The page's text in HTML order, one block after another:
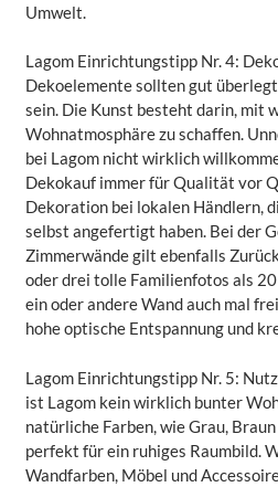
Umwelt.
Lagom Einrichtungstipp Nr. 4:
Dekoelemente sollten gut
sein. Die Kunst besteht darin, mit
Wohnatmosphäre zu schaffen.
bei Lagom nicht wirklich
Dekokauf immer für Qualität vor
Dekoration bei lokalen Händlern,
selbst angefertigt haben. Bei der
Zimmerwände gilt ebenfalls
oder drei tolle Familienfotos als
ein oder andere Wand auch mal
hohe optische Entspannung und
Lagom Einrichtungstipp Nr. 5:
ist Lagom kein wirklich bunter
natürliche Farben, wie Grau,
perfekt für ein ruhiges Raumbild.
Wandfarben, Möbel und